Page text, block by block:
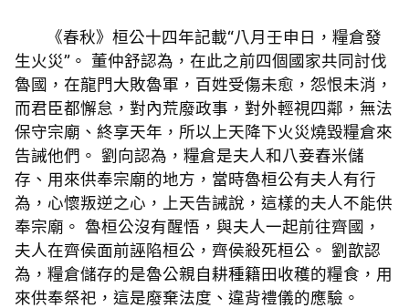
《春秋》桓公十四年記載“八月壬申日，糧倉發
生火災”。 董仲舒認為，在此之前四個國家共同討伐
魯國，在龍門大敗魯軍，百姓受傷未愈，怨恨未消，
而君臣都懈怠，對內荒廢政事，對外輕視四鄰，無法
保守宗廟、終享天年，所以上天降下火災燒毀糧倉來
告誡他們。 劉向認為，糧倉是夫人和八妾舂米儲
存、用來供奉宗廟的地方，當時魯桓公有夫人有行
為，心懷叛逆之心，上天告誡說，這樣的夫人不能供
奉宗廟。 魯桓公沒有醒悟，與夫人一起前往齊國，
夫人在齊侯面前誣陷桓公，齊侯殺死桓公。 劉歆認
為，糧倉儲存的是魯公親自耕種籍田收穫的糧食，用
來供奉祭祀，這是廢棄法度、違背禮儀的應驗。